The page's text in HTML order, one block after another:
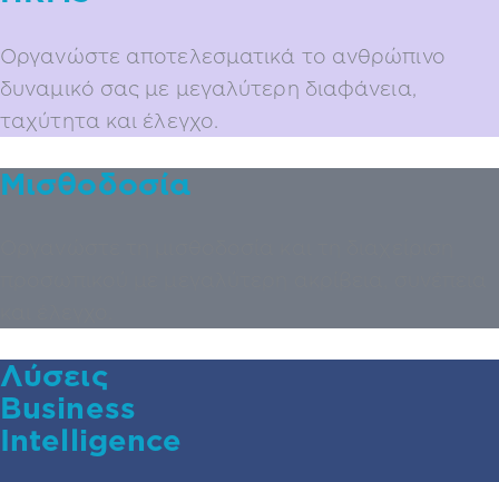
Οργανώστε αποτελεσματικά το ανθρώπινο
δυναμικό σας με μεγαλύτερη διαφάνεια,
ταχύτητα και έλεγχο.
Μισθοδοσία
Λύσεις
Business
Intelligence